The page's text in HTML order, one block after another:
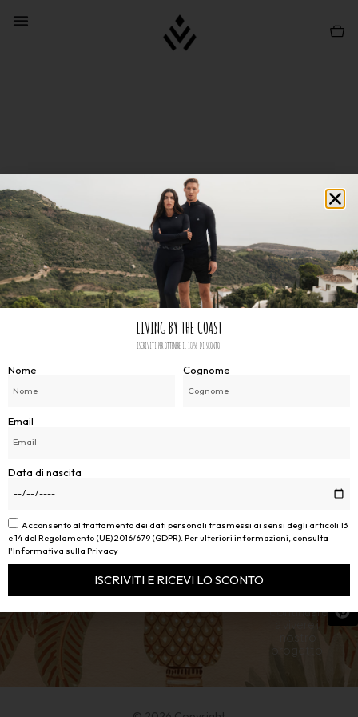
PALMAREA
PALMAREA DI DAVIDE
MELFITANO
39012 MERANO ( BZ )
P.IVA:03267110215
IL BRAND
About Us
Assistenza
Clienti
Condizioni di
vendita
AREA
SOCIAL
Seguici sui
social per
restare
prodotti e
continuare
a vivere il
LIVING BY THE COAST
ISCRIVITI PER OTTENERE IL 10% DI SCONTO!
Nome Cognome
Email
Data di nascita
Acconsento al trattamento dei dati personali trasmessi ai sensi degli articoli 13
e 14 del Regolamento (UE) 2016/679 (GDPR). Per ulteriori informazioni, consulta
l'Informativa sulla Privacy
ISCRIVITI E RICEVI LO SCONTO
Alternative: